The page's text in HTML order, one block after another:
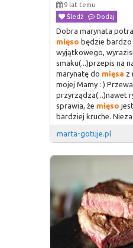
9 lat temu
Śledź
Dodaj
Dobra marynata
mięso będzie
wyjątkowego,
smaku(...)przepis na
marynatę do mięsa z
mojej Mamy : )
przyrządza(...)nawet
sprawia, że mięso
bardziej kruche.
marta-gotuje.pl